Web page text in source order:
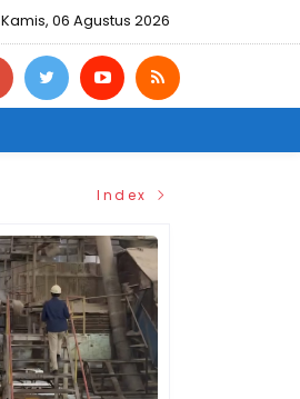
Kamis, 06 Agustus 2026
Index